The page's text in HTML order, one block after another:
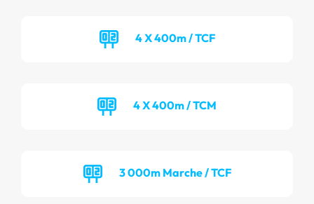
4 X 400m / TCF
4 X 400m / TCM
3 000m Marche / TCF